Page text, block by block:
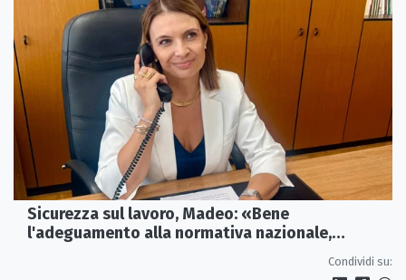
Sicurezza sul lavoro, Madeo: «Bene
l'adeguamento alla normativa nazionale,
Condividi su: